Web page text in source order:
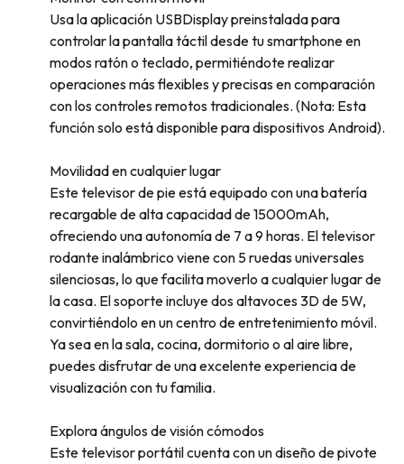
Usa la aplicación USBDisplay preinstalada para
controlar la pantalla táctil desde tu smartphone en
modos ratón o teclado, permitiéndote realizar
operaciones más flexibles y precisas en comparación
con los controles remotos tradicionales. (Nota: Esta
función solo está disponible para dispositivos Android).
Movilidad en cualquier lugar
Este televisor de pie está equipado con una batería
recargable de alta capacidad de 15000mAh,
ofreciendo una autonomía de 7 a 9 horas. El televisor
rodante inalámbrico viene con 5 ruedas universales
silenciosas, lo que facilita moverlo a cualquier lugar de
la casa. El soporte incluye dos altavoces 3D de 5W,
convirtiéndolo en un centro de entretenimiento móvil.
Ya sea en la sala, cocina, dormitorio o al aire libre,
puedes disfrutar de una excelente experiencia de
visualización con tu familia.
Explora ángulos de visión cómodos
Este televisor portátil cuenta con un diseño de pivote